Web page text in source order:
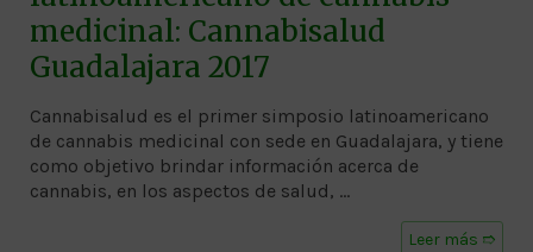
medicinal: Cannabisalud
Guadalajara 2017
Cannabisalud es el primer simposio latinoamericano
de cannabis medicinal con sede en Guadalajara, y tiene
como objetivo brindar información acerca de
cannabis, en los aspectos de salud, …
Leer más ➱